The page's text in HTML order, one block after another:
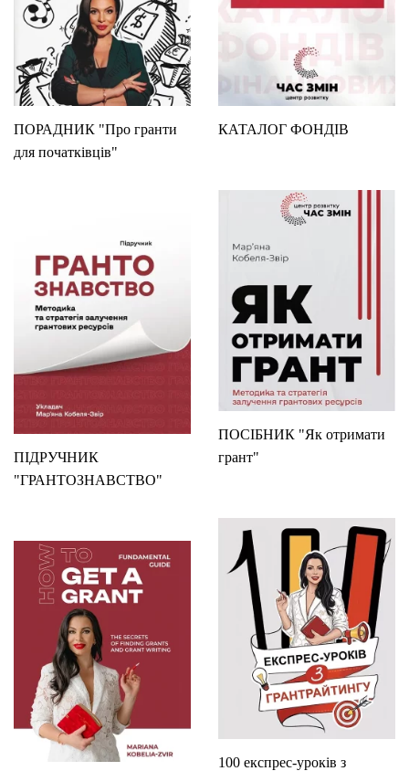
ПОРАДНИК "Про гранти
для початківців"
КАТАЛОГ ФОНДІВ
ПОСІБНИК "Як отримати
грант"
ПІДРУЧНИК
"ГРАНТОЗНАВСТВО"
100 експрес-уроків з